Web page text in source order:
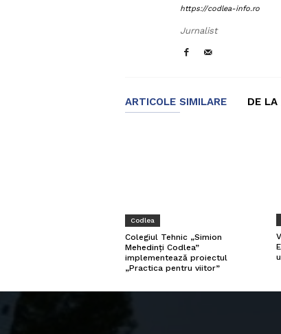
https://codlea-info.ro
Jurnalist
ARTICOLE SIMILARE DE LA
Codlea
Colegiul Tehnic „Simion
Mehedinți Codlea”
implementează proiectul
„Practica pentru viitor”